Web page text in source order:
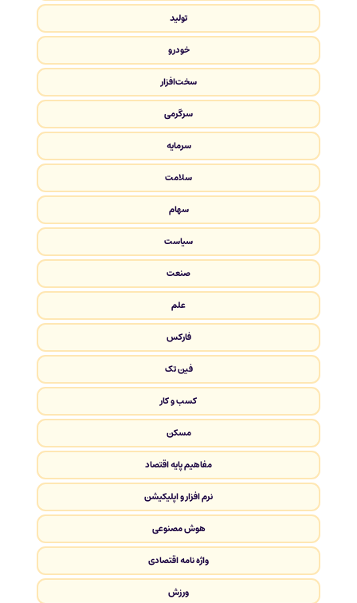
تولید
خودرو
سخت‌افزار
سرگرمی
سرمایه
سلامت
سهام
سیاست
صنعت
علم
فارکس
فین تک
کسب و کار
مسکن
مفاهیم پایه اقتصاد
نرم افزار و اپلیکیشن
هوش مصنوعی
واژه نامه اقتصادی
ورزش